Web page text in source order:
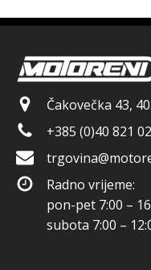
Čakovečka 43,
+385 (0)40 821
Radno vrijeme:
pon-pet 7:00 –
subota 7:00 –